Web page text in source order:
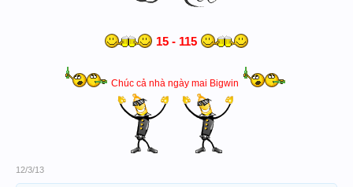
15 - 115
Chúc cả nhà ngày mai Bigwin
12/3/13